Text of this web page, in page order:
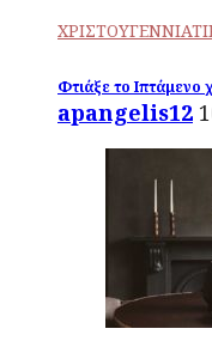
Φτιάξε το Ιπτάμενο
apangelis12